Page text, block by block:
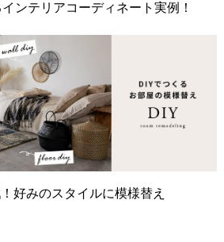
ンテリアコーディネート実例！
好みのスタイルに模様替え